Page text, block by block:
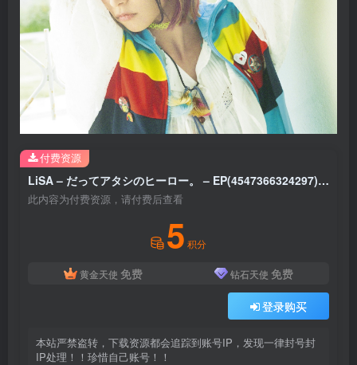
LiSA – だってアタシのヒーロー。 – EP(4547366324297)【16bit／44.1kHz】日本区
此内容为付费资源，请付费后查看
5 积分
黄金天使 免费 钻石天使 免费
登录购买
本站严禁盗转，下载资源都会追踪到账号IP，发现一律封号封
IP处理！！珍惜自己账号！！
付费资源